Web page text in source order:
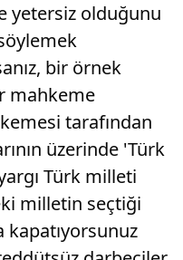
yetersiz olduğunu
bir örnek
mahkeme
tarafından
üzerinde 'Türk
Türk milleti
milletin seçtiği